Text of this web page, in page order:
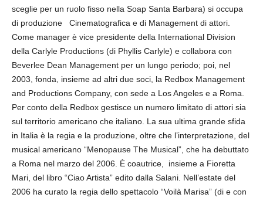
sceglie per un ruolo fisso nella Soap Santa Barbara) si occupa
di produzione Cinematografica e di Management di attori.
Come manager è vice presidente della International Division
della Carlyle Productions (di Phyllis Carlyle) e collabora con
Beverlee Dean Management per un lungo periodo; poi, nel
2003, fonda, insieme ad altri due soci, la Redbox Management
and Productions Company, con sede a Los Angeles e a Roma.
Per conto della Redbox gestisce un numero limitato di attori sia
sul territorio americano che italiano. La sua ultima grande sfida
in Italia è la regia e la produzione, oltre che l’interpretazione, del
musical americano “Menopause The Musical”, che ha debuttato
a Roma nel marzo del 2006. È coautrice, insieme a Fioretta
Mari, del libro “Ciao Artista” edito dalla Salani. Nell’estate del
2006 ha curato la regia dello spettacolo “Voilà Marisa” (di e con